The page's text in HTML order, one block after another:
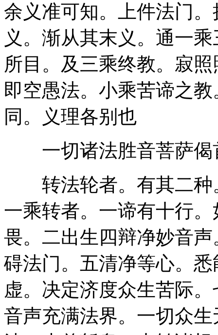
余义准可知。上件法门
义。渐从其末义。通一
所目。及三乘终教。寂
即空愚法。小乘苦谛之
同。义理各别也
一切诸法胜音菩萨偈
转法轮者。有其二种
一乘转者。一谛有十行
畏。二出生四辩净妙音
碍法门。五清净等心。
虚。决定济度众生苦际
音声充满法界。一切众